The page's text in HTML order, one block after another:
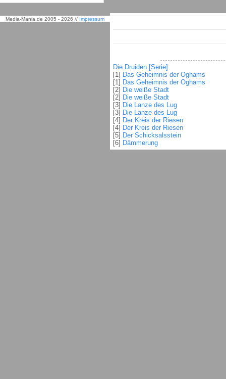
Die Druiden [Serie]
[1] Das Geheimnis der Oghams
[1] Das Geheimnis der Oghams
[2] Die weiße Stadt
[2] Die weiße Stadt
[3] Die Lanze des Lug
[3] Die Lanze des Lug
[4] Der Kreis der Riesen
[4] Der Kreis der Riesen
[5] Der Schicksalsstein
[6] Dämmerung
Media-Mania.de 2005 - 2026 // Impressum